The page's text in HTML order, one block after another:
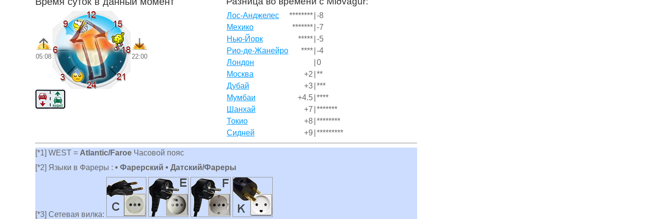
05:08 22:00
Лос-Анджелес ******** -8
Мехико
******* -7
Нью-Йорк
***** -5
Рио-де-Жанейро
**** -4
Лондон
0
Москва
+2 **
Дубай
+3 ***
Мумбаи
+4.5 ****
Шанхай
+7 *******
Токио
+8 ********
Сидней
+9 *********
[*1] WEST = Atlantic/Faroe Часовой пояс
[*2] Языки в Фареры : • Фарерский • Датский/Фареры
[*3] Сетевая вилка: